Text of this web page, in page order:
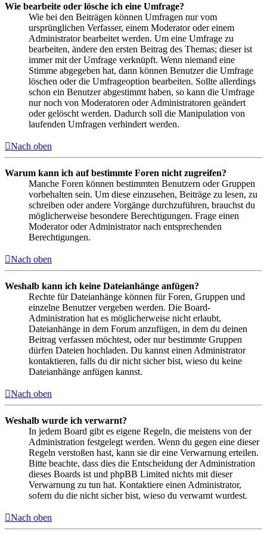
Wie bearbeite oder lösche ich eine Umfrage?
Wie bei den Beiträgen können Umfragen nur vom
ursprünglichen Verfasser, einem Moderator oder einem
Administrator bearbeitet werden. Um eine Umfrage zu
bearbeiten, ändere den ersten Beitrag des Themas; dieser ist
immer mit der Umfrage verknüpft. Wenn niemand eine
Stimme abgegeben hat, dann können Benutzer die Umfrage
löschen oder die Umfrageoption bearbeiten. Sollte allerdings
schon ein Benutzer abgestimmt haben, so kann die Umfrage
nur noch von Moderatoren oder Administratoren geändert
oder gelöscht werden. Dadurch soll die Manipulation von
laufenden Umfragen verhindert werden.
Nach oben
Warum kann ich auf bestimmte Foren nicht zugreifen?
Manche Foren können bestimmten Benutzern oder Gruppen
vorbehalten sein. Um diese einzusehen, Beiträge zu lesen, zu
schreiben oder andere Vorgänge durchzuführen, brauchst du
möglicherweise besondere Berechtigungen. Frage einen
Moderator oder Administrator nach entsprechenden
Berechtigungen.
Nach oben
Weshalb kann ich keine Dateianhänge anfügen?
Rechte für Dateianhänge können für Foren, Gruppen und
einzelne Benutzer vergeben werden. Die Board-
Administration hat es möglicherweise nicht erlaubt,
Dateianhänge in dem Forum anzufügen, in dem du deinen
Beitrag verfassen möchtest, oder nur bestimmte Gruppen
dürfen Dateien hochladen. Du kannst einen Administrator
kontaktieren, falls du dir nicht sicher bist, wieso du keine
Dateianhänge anfügen kannst.
Nach oben
Weshalb wurde ich verwarnt?
In jedem Board gibt es eigene Regeln, die meistens von der
Administration festgelegt werden. Wenn du gegen eine dieser
Regeln verstoßen hast, kann sie dir eine Verwarnung erteilen.
Bitte beachte, dass dies die Entscheidung der Administration
dieses Boards ist und phpBB Limited nichts mit dieser
Verwarnung zu tun hat. Kontaktiere einen Administrator,
sofern du die nicht sicher bist, wieso du verwarnt wurdest.
Nach oben